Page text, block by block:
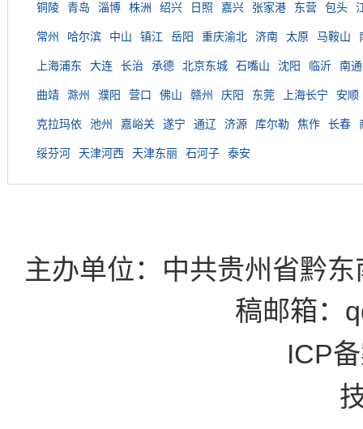
铜陵 青岛 淄博 株洲 绍兴 日照 嘉兴 张家港 东营 包头
常州 哈尔滨 中山 镇江 岳阳 重庆渝北 济南 太原 马鞍山
上海浦东 大连 长治 承德 北京东城 石嘴山 沈阳 临沂 南通
曲靖 滁州 濮阳 营口 佛山 赣州 庆阳 东莞 上海长宁 安顺
克拉玛依 池州 嘉峪关 遂宁 通辽 济源 库尔勒 焦作 长春
绥芬河 天津河西 天津东丽 石河子 泰安
主办单位：中共贵州省黔
稿邮箱：
ICP